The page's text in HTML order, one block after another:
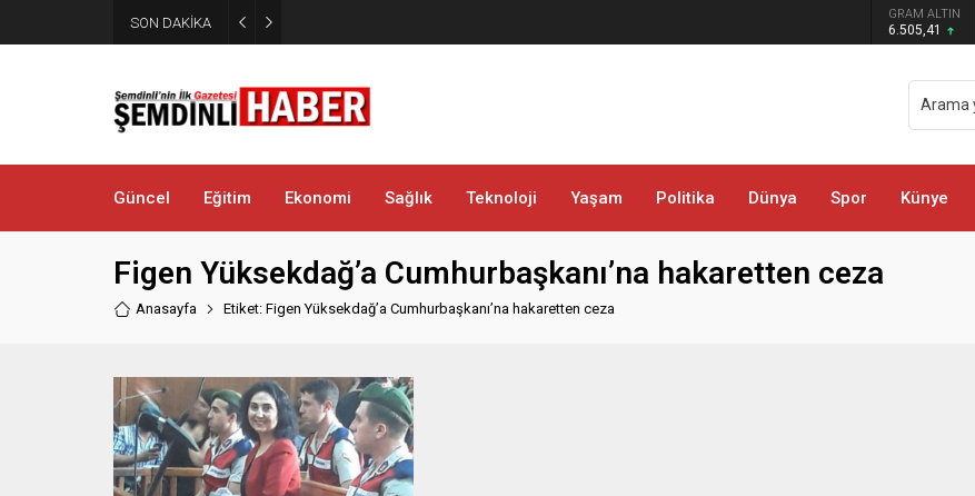
SON DAKİKA GRAM ALTIN
6.505,41
Güncel Eğitim Ekonomi Sağlık Teknoloji Yaşam Politika Dünya Spor Künye
Figen Yüksekdağ’a Cumhurbaşkanı’na hakaretten ceza
Anasayfa Etiket: Figen Yüksekdağ’a Cumhurbaşkanı’na hakaretten ceza